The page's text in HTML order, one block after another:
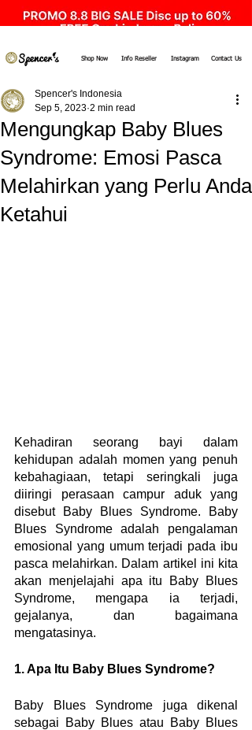
Shop Now Info Reseller Instagram Contact Us
Mengungkap Baby Blues
Syndrome: Emosi Pasca
Melahirkan yang Perlu Anda
Ketahui
Spencer's Indonesia
Sep 5, 2023 2 min read
Kehadiran seorang bayi dalam
kehidupan adalah momen yang penuh
kebahagiaan, tetapi seringkali juga
diiringi perasaan campur aduk yang
disebut Baby Blues Syndrome. Baby
Blues Syndrome adalah pengalaman
emosional yang umum terjadi pada ibu
pasca melahirkan. Dalam artikel ini kita
akan menjelajahi apa itu Baby Blues
Syndrome, mengapa ia terjadi,
gejalanya, dan bagaimana
mengatasinya.
1. Apa Itu Baby Blues Syndrome?
Baby Blues Syndrome juga dikenal
sebagai Baby Blues atau Baby Blues